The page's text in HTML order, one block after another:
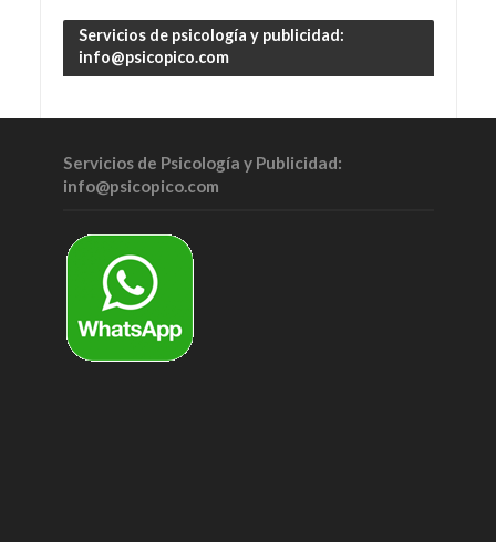
Servicios de psicología y publicidad:
info@psicopico.com
Servicios de Psicología y Publicidad:
info@psicopico.com